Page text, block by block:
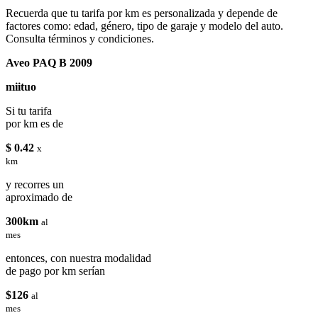
Recuerda que tu tarifa por km es personalizada y depende de
factores como: edad, género, tipo de garaje y modelo del auto.
Consulta términos y condiciones.
Aveo PAQ B 2009
miituo
Si tu tarifa
por km es de
$ 0.42 x
km
y recorres un
aproximado de
300km al
mes
entonces, con nuestra modalidad
de pago por km serían
$126 al
mes